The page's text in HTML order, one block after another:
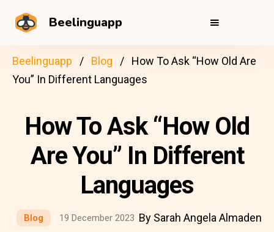
Beelinguapp
Beelinguapp Blog
How To Ask “How Old Are
You” In Different Languages
How To Ask “How Old
Are You” In Different
Languages
Blog 19 December 2023 By Sarah Angela Almaden